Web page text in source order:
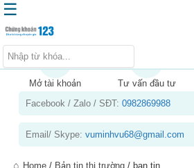
Trang chủ
Kiến thức chứng khoán
Kinh nghiệm đầu tư
Sản phẩm – dịch vụ
☰
Mở tài khoản Tư vấn đầu tư
Facebook / Zalo / SĐT:0982869988
Email/ Skype:vuminhvu68@gmail.com
Home / Bản tin thị trường / ban tin